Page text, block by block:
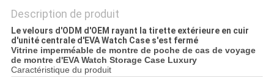
Description de produit
Le velours d'ODM d'OEM rayant la tirette extérieure en cuir
d'unité centrale d'EVA Watch Case s'est fermé
Vitrine imperméable de montre de poche de cas de voyage
de montre d'EVA Watch Storage Case Luxury
Caractéristique du produit